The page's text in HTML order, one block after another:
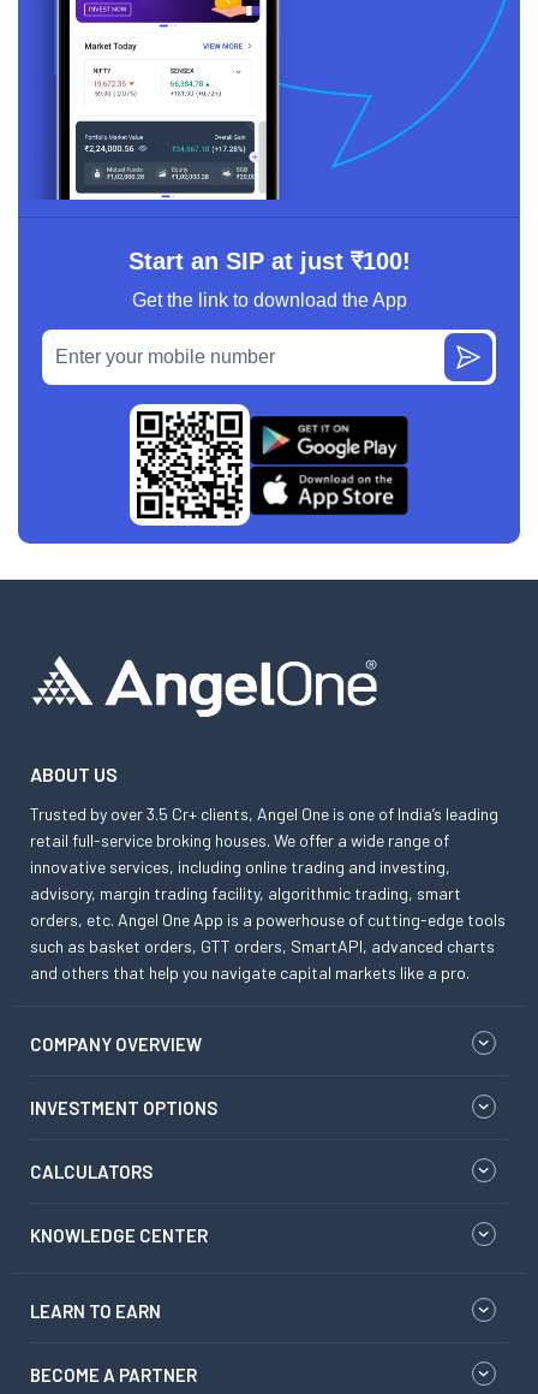
Start an SIP at just ₹100!
Get the link to download the App
ABOUT US
Trusted by over 3.5 Cr+ clients, Angel One is one of India’s leading
retail full-service broking houses. We offer a wide range of
innovative services, including online trading and investing,
advisory, margin trading facility, algorithmic trading, smart
orders, etc. Angel One App is a powerhouse of cutting-edge tools
such as basket orders, GTT orders, SmartAPI, advanced charts
and others that help you navigate capital markets like a pro.
COMPANY OVERVIEW
INVESTMENT OPTIONS
CALCULATORS
KNOWLEDGE CENTER
LEARN TO EARN
BECOME A PARTNER